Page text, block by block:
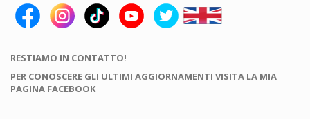
RESTIAMO IN CONTATTO!
PER CONOSCERE GLI ULTIMI AGGIORNAMENTI VISITA LA MIA
PAGINA FACEBOOK